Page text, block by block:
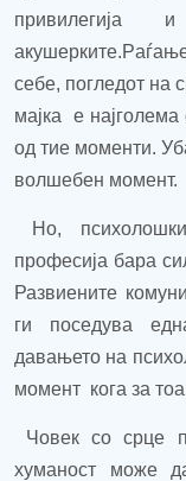
акушерките.Р
себе, погледот на
мајка
е најголема
од тие моменти.
волшебен момент.
Но, п
професија бара
Развиените
ги поседува
давањето на
момент кога за
Човек со срце
хуманост може